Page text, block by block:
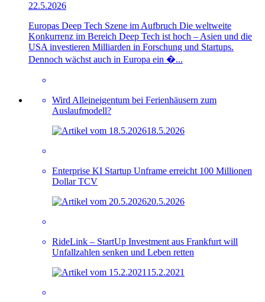
22.5.2026
Europas Deep Tech Szene im Aufbruch Die weltweite
Konkurrenz im Bereich Deep Tech ist hoch – Asien und die
USA investieren Milliarden in Forschung und Startups.
Dennoch wächst auch in Europa ein �...
Wird Alleineigentum bei Ferienhäusern zum
Auslaufmodell?
18.5.2026
Enterprise KI Startup Unframe erreicht 100 Millionen
Dollar TCV
20.5.2026
RideLink – StartUp Investment aus Frankfurt will
Unfallzahlen senken und Leben retten
15.2.2021